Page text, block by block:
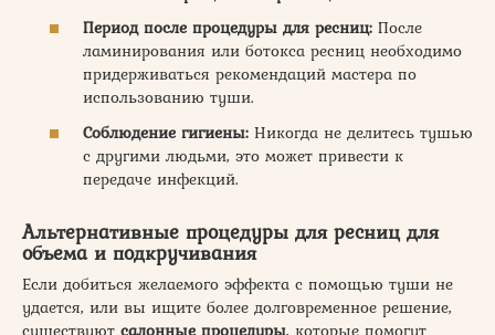
Период после процедуры для ресниц: После
ламинирования или ботокса ресниц необходимо
придерживаться рекомендаций мастера по
использованию туши.
Соблюдение гигиены: Никогда не делитесь тушью
с другими людьми, это может привести к
передаче инфекций.
Альтернативные процедуры для ресниц для
объемаи подкручивания
Если добиться желаемого эффекта с помощью туши не
удается, или вы ищите более долговременное решение,
существуют салонные процедуры, которые помогут